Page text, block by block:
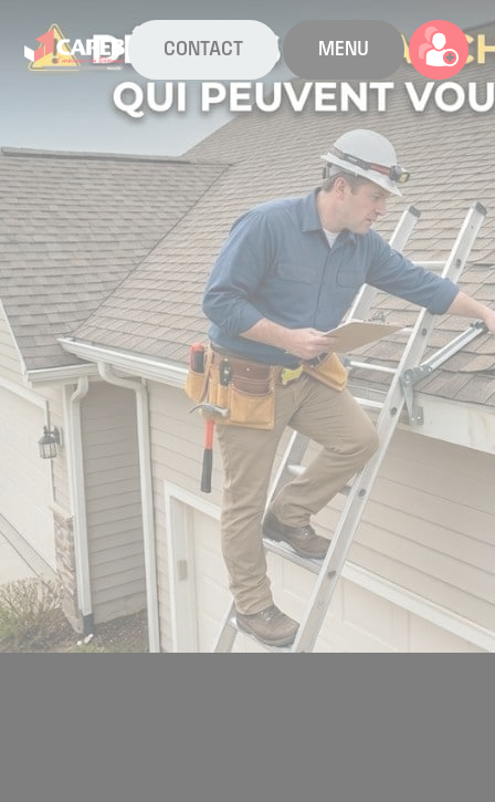
CONTACT MENU
La CAPEB
Nos services
Agenda
Actualités
Boîte à outils
Boutique
Contact
Location de salles
Trouver un artisan
Devenir adhérent
Espace adhérent